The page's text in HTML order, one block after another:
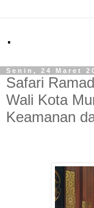
.
Senin, 24 Maret
Safari
Wali Kota
Keamanan